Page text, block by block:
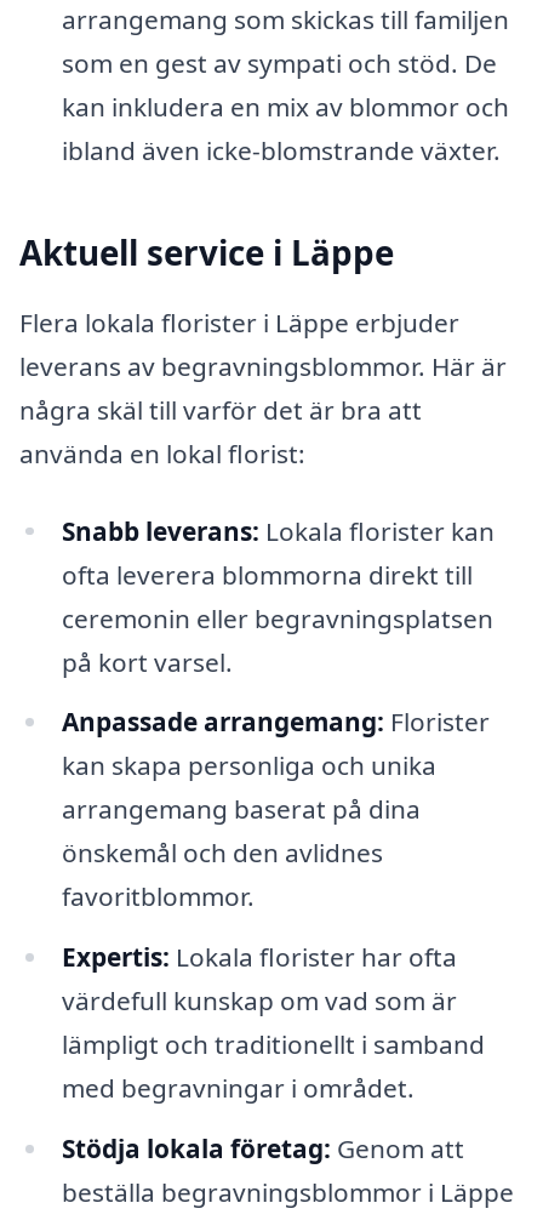
arrangemang som skickas till familjen
som en gest av sympati och stöd. De
kan inkludera en mix av blommor och
ibland även icke-blomstrande växter.
Aktuell service i Läppe
Flera lokala florister i Läppe erbjuder
leverans av begravningsblommor. Här är
några skäl till varför det är bra att
använda en lokal florist:
Snabb leverans: Lokala florister kan
ofta leverera blommorna direkt till
ceremonin eller begravningsplatsen
på kort varsel.
Anpassade arrangemang: Florister
kan skapa personliga och unika
arrangemang baserat på dina
önskemål och den avlidnes
favoritblommor.
Expertis: Lokala florister har ofta
värdefull kunskap om vad som är
lämpligt och traditionellt i samband
med begravningar i området.
Stödja lokala företag: Genom att
beställa begravningsblommor i Läppe